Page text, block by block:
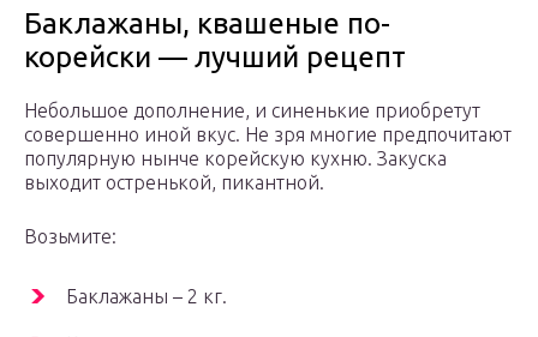
Баклажаны, квашеные по-
корейски — лучший рецепт
Небольшое дополнение, и синенькие приобретут
совершенно иной вкус. Не зря многие предпочитают
популярную нынче корейскую кухню. Закуска
выходит остренькой, пикантной.
Возьмите:
Баклажаны – 2 кг.